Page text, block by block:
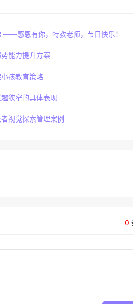
——感恩有你，特教老师，节日快乐！
能力提升方案
孩教育策略
狭窄的具体表现
视觉探索管理案例
0